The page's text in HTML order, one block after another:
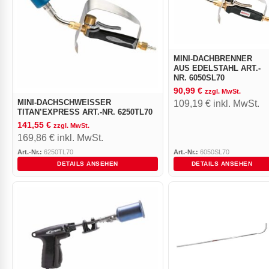
MINI-DACHSCHWEISSER T
ITAN’EXPRESS ART.-NR. 6250TL70
141,55 € zzgl. MwSt.
169,86 € inkl. MwSt.
Art.-Nr.: 6250TL70
DETAILS ANSEHEN
MINI-DACHBRENNER
AUS EDELSTAHL ART.-
NR. 6050SL70
90,99 € zzgl. MwSt.
109,19 € inkl. MwSt.
Art.-Nr.: 6050SL70
DETAILS ANSEHEN